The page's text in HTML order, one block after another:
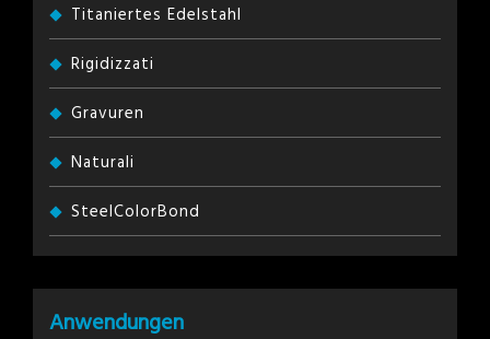
Titaniertes Edelstahl
Rigidizzati
Gravuren
Naturali
SteelColorBond
Anwendungen